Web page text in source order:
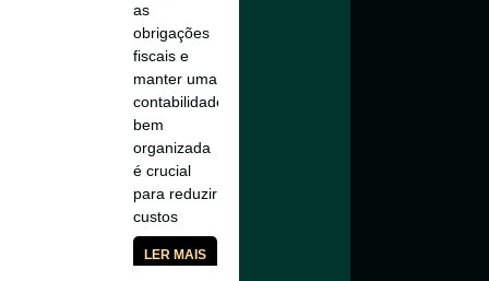
as
obrigações
fiscais e
manter uma
contabilidade
bem
organizada
é crucial
para reduzir
custos
LER MAIS